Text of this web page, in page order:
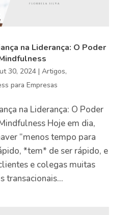
na Liderança: O Poder
30, 2024| Artigos,
para Empresas
na Liderança: O Poder
Hoje em dia,
“menos tempo para
*tem* de ser rápido, e
e colegas muitas
transacionais...